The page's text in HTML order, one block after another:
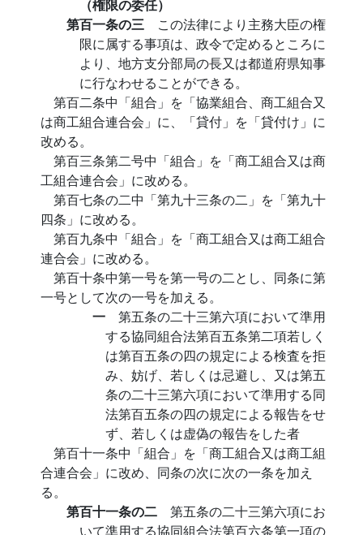
（権限の委任）
第百一条の三 この法律により主務大臣の権
限に属する事項は、政令で定めるところに
より、地方支分部局の長又は都道府県知事
に行なわせることができる。
第百二条中「組合」を「協業組合、商工組合又
は商工組合連合会」に、「貸付」を「貸付け」に
改める。
第百三条第二号中「組合」を「商工組合又は商
工組合連合会」に改める。
第百七条の二中「第九十三条の二」を「第九十
四条」に改める。
第百九条中「組合」を「商工組合又は商工組合
連合会」に改める。
第百十条中第一号を第一号の二とし、同条に第
一号として次の一号を加える。
一 第五条の二十三第六項において準用
する協同組合法第百五条第二項若しく
は第百五条の四の規定による検査を拒
み、妨げ、若しくは忌避し、又は第五
条の二十三第六項において準用する同
法第百五条の四の規定による報告をせ
ず、若しくは虚偽の報告をした者
第百十一条中「組合」を「商工組合又は商工組
合連合会」に改め、同条の次に次の一条を加え
る。
第百十一条の二 第五条の二十三第六項にお
いて準用する協同組合法第百六条第一項の